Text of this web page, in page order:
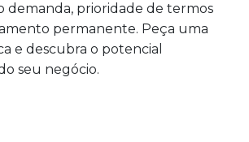
demanda, prioridade de termos
permanente. Peça uma
e descubra o potencial
seu negócio.